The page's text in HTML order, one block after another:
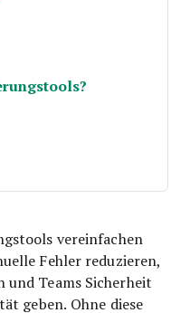
vereinfachen
Fehler reduzieren,
und Teams Sicherheit
geben. Ohne diese